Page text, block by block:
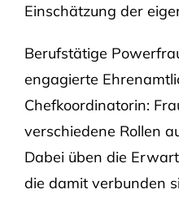
Einschätzung der
Berufstätige
engagierte
Chefkoordinatorin:
verschiedene Rollen
Dabei üben die
die damit verbunden